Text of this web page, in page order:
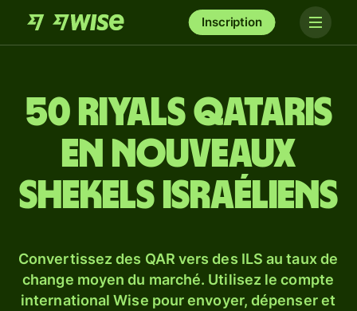
Inscription
50 riyals qataris
en nouveaux
shekels israéliens
Convertissez des QAR vers des ILS au taux de
change moyen du marché. Utilisez le compte
international Wise pour envoyer, dépenser et